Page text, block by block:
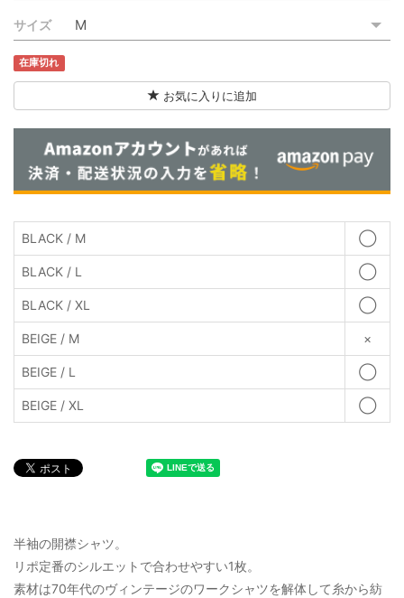
サイズ
在庫切れ
お気に入りに追加
BLACK / M ◯
BLACK / L ◯
BLACK / XL ◯
BEIGE / M ×
BEIGE / L ◯
BEIGE / XL ◯
半袖の開襟シャツ。
リポ定番のシルエットで合わせやすい1枚。
素材は70年代のヴィンテージのワークシャツを解体して糸から紡